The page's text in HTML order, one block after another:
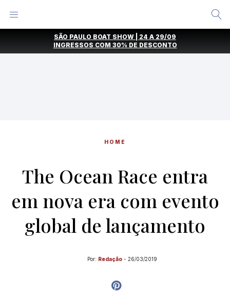
SÃO PAULO BOAT SHOW | 24 A 29/09
INGRESSOS COM 30% DE DESCONTO
HOME
The Ocean Race entra
em nova era com evento
global de lançamento
Por: Redação - 26/03/2019